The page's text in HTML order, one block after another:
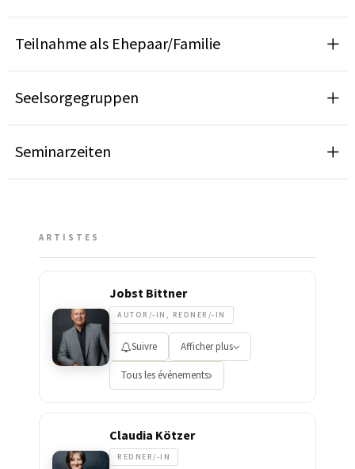
Teilnahme als Ehepaar/Familie
Seelsorgegruppen
Seminarzeiten
ARTISTES
Jobst Bittner
AUTOR/-IN, REDNER/-IN
Suivre Afficher plus
Tous les événements
Claudia Kötzer
REDNER/-IN